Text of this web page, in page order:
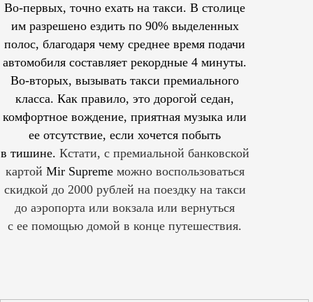
Во-первых, точно ехать на такси. В столице
им разрешеноездить по 90% выделенных
полос, благодаря чему среднее время подачи
автомобиля составляет рекордные 4 минуты.
Во-вторых, вызывать такси премиального
класса. Как правило, это дорогой седан,
комфортное вождение, приятная музыка или
ее отсутствие, если хочется побыть
в тишине. Кстати, с премиальной банковской
картой Mir Supreme можно воспользоваться
скидкой до 2000 рублей на поездку на такси
до аэропорта или вокзала или вернуться
с ее помощью домой в конце путешествия.